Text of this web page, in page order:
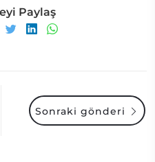
Paylaş
Sonraki gönderi